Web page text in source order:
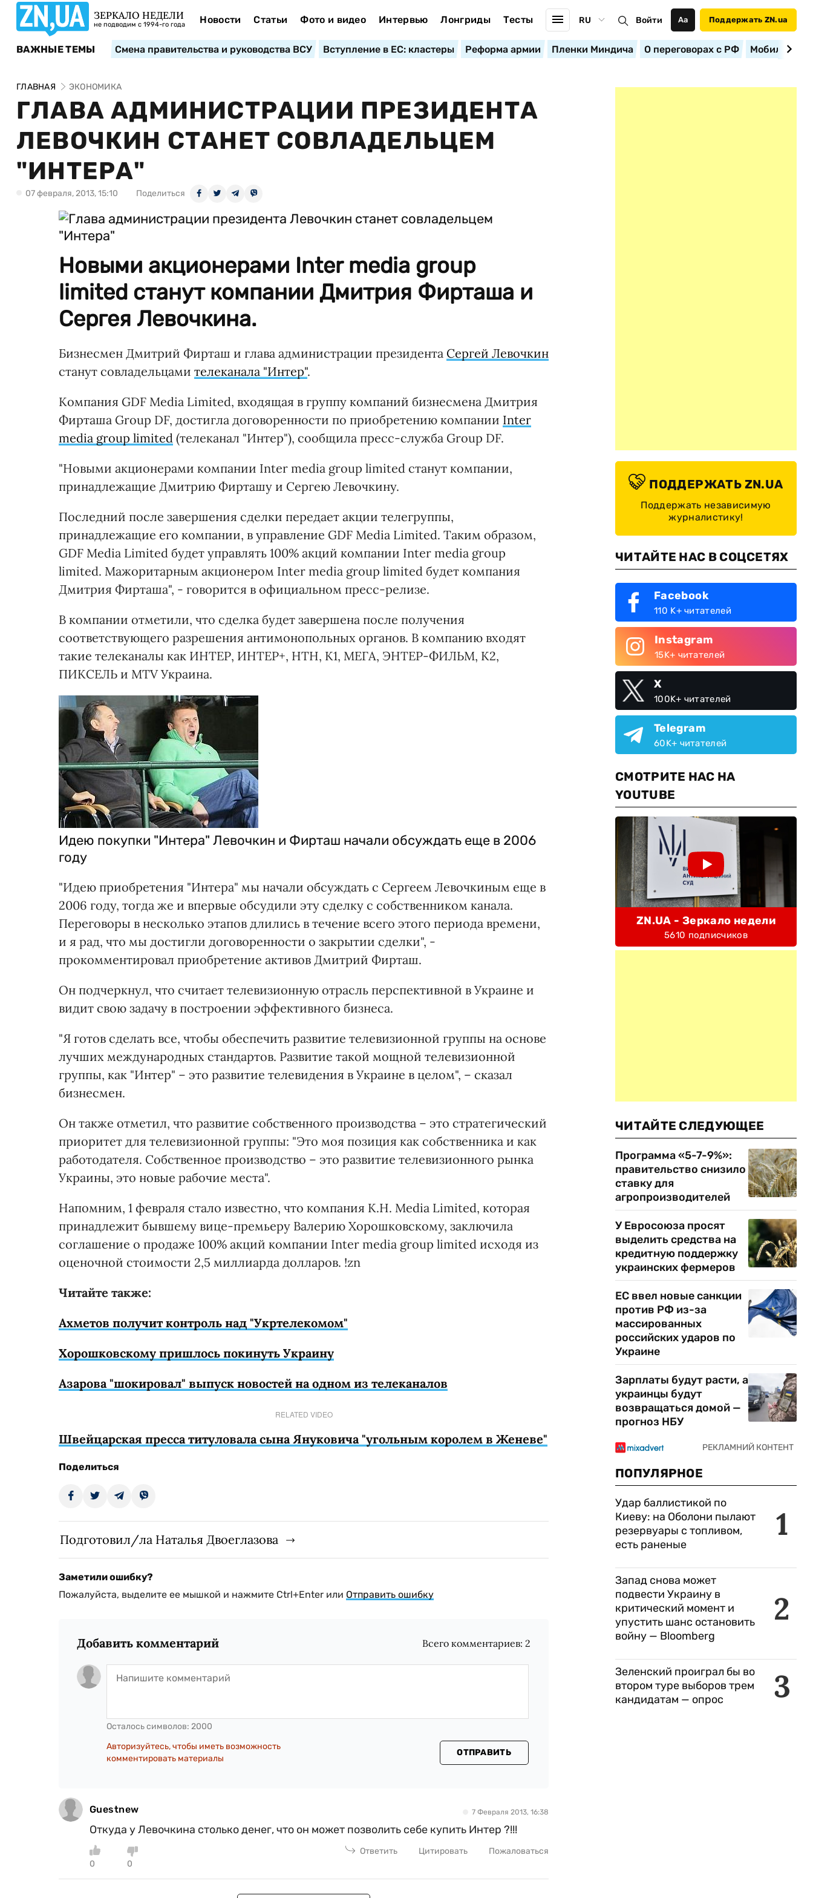
ЗЕРКАЛО НЕДЕЛИ
не подводим с 1994-го года Новости Статьи Фото и видео Интервью Лонгриды Тесты RU Войти Аа Поддержать ZN.ua
ВАЖНЫЕ ТЕМЫ Смена правительства и руководства ВСУ Вступление в ЕС: кластеры Реформа армии Пленки Миндича О переговорах с РФ
ГЛАВНАЯ ЭКОНОМИКА
ГЛАВА АДМИНИСТРАЦИИ ПРЕЗИДЕНТА
ЛЕВОЧКИН СТАНЕТ СОВЛАДЕЛЬЦЕМ
"ИНТЕРА"
07 февраля, 2013, 15:10 Поделиться
Новыми акционерами Inter media group
limited станут компании Дмитрия Фирташа и
Сергея Левочкина.
Бизнесмен Дмитрий Фирташ и глава администрации президента Сергей Левочкин
станут совладельцами телеканала "Интер".
Компания GDF Media Limited, входящая в группу компаний бизнесмена Дмитрия
Фирташа Group DF, достигла договоренности по приобретению компании Inter
media group limited (телеканал "Интер"), сообщила пресс-служба Group DF.
"Новыми акционерами компании Inter media group limited станут компании,
принадлежащие Дмитрию Фирташу и Сергею Левочкину.
Последний после завершения сделки передает акции телегруппы,
принадлежащие его компании, в управление GDF Media Limited. Таким образом,
GDF Media Limited будет управлять 100% акций компании Inter media group
limited. Мажоритарным акционером Inter media group limited будет компания
Дмитрия Фирташа", - говорится в официальном пресс-релизе.
В компании отметили, что сделка будет завершена после получения
соответствующего разрешения антимонопольных органов. В компанию входят
такие телеканалы как ИНТЕР, ИНТЕР+, НТН, К1, МЕГА, ЭНТЕР-ФИЛЬМ, К2,
ПИКСЕЛЬ и MTV Украина.
Идею покупки "Интера" Левочкин и Фирташ начали обсуждать еще в 2006
году
"Идею приобретения "Интера" мы начали обсуждать с Сергеем Левочкиным еще в
2006 году, тогда же и впервые обсудили эту сделку с собственником канала.
Переговоры в несколько этапов длились в течение всего этого периода времени,
и я рад, что мы достигли договоренности о закрытии сделки", -
прокомментировал приобретение активов Дмитрий Фирташ.
Он подчеркнул, что считает телевизионную отрасль перспективной в Украине и
видит свою задачу в построении эффективного бизнеса.
"Я готов сделать все, чтобы обеспечить развитие телевизионной группы на основе
лучших международных стандартов. Развитие такой мощной телевизионной
группы, как "Интер" – это развитие телевидения в Украине в целом", – сказал
бизнесмен.
Он также отметил, что развитие собственного производства – это стратегический
приоритет для телевизионной группы: "Это моя позиция как собственника и как
работодателя. Собственное производство – это развитие телевизионного рынка
Украины, это новые рабочие места".
Напомним, 1 февраля стало известно, что компания K.H. Media Limited, которая
принадлежит бывшему вице-премьеру Валерию Хорошковскому, заключила
соглашение о продаже 100% акций компании Inter media group limited исходя из
оценочной стоимости 2,5 миллиарда долларов. !zn
Читайте также:
Ахметов получит контроль над "Укртелекомом"
Хорошковскому пришлось покинуть Украину
Азарова "шокировал" выпуск новостей на одном из телеканалов
RELATED VIDEO
Швейцарская пресса титуловала сына Януковича "угольным королем в Женеве"
Поделиться
Подготовил/ла Наталья Двоеглазова
Заметили ошибку?
Пожалуйста, выделите ее мышкой и нажмите Ctrl+Enter или Отправить ошибку
Добавить комментарий Всего комментариев:2
Осталось символов: 2000
Авторизуйтесь, чтобы иметь возможность
комментировать материалы
ОТПРАВИТЬ
Guestnew 7 Февраля 2013, 16:38
Откуда у Левочкина столько денег, что он может позволить себе купить Интер ?!!!
0 0
Ответить Цитировать Пожаловаться
ПОДДЕРЖАТЬ ZN.UA
Поддержать независимую
журналистику!
ЧИТАЙТЕ НАС В СОЦСЕТЯХ
Facebook
110 K+ читателей
Instagram
15K+ читателей
X
100K+ читателей
Telegram
60K+ читателей
СМОТРИТЕ НАС НА
YOUTUBE
ZN.UA - Зеркало недели
5610 подписчиков
ЧИТАЙТЕ СЛЕДУЮЩЕЕ
Программа «5-7-9%»:
правительство снизило
ставку для
агропроизводителей
У Евросоюза просят
выделить средства на
кредитную поддержку
украинских фермеров
ЕС ввел новые санкции
против РФ из-за
массированных
российских ударов по
Украине
Зарплаты будут расти, а
украинцы будут
возвращаться домой —
прогноз НБУ
ПОПУЛЯРНОЕ
1
Удар баллистикой по
Киеву: на Оболони пылают
резервуары с топливом,
есть раненые
2
Запад снова может
подвести Украину в
критический момент и
упустить шанс остановить
войну — Bloomberg
3
Зеленский проиграл бы во
втором туре выборов трем
кандидатам — опрос